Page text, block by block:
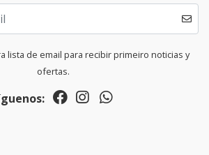
lista de email para recibir primeiro noticias y
ofertas.